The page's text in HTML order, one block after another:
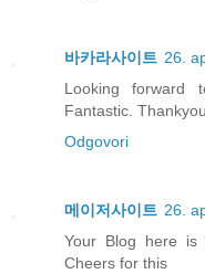
바카라사이트 26.
Looking forward
Fantastic.
Odgovori
메이저사이트 26.
Your Blog here is
Cheers for this